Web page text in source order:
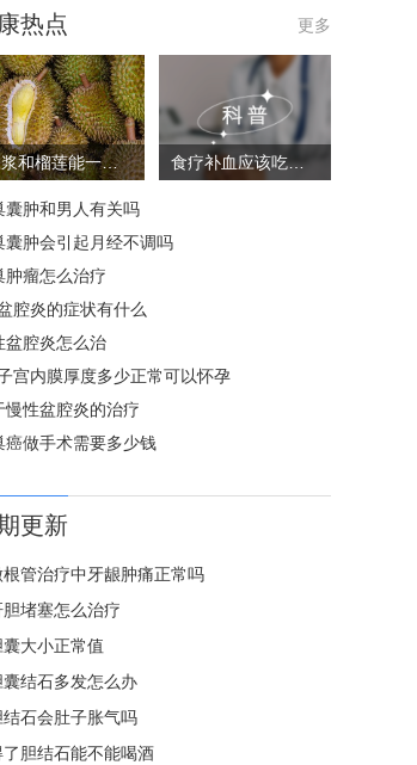
热点 更多
豆浆和榴莲能一起吃吗 食疗补血应该吃些什么
囊肿和男人有关吗
囊肿会引起月经不调吗
肿瘤怎么治疗
腔炎的症状有什么
盆腔炎怎么治
宫内膜厚度多少正常可以怀孕
慢性盆腔炎的治疗
癌做手术需要多少钱
更新
根管治疗中牙龈肿痛正常吗
胆堵塞怎么治疗
囊大小正常值
囊结石多发怎么办
结石会肚子胀气吗
了胆结石能不能喝酒